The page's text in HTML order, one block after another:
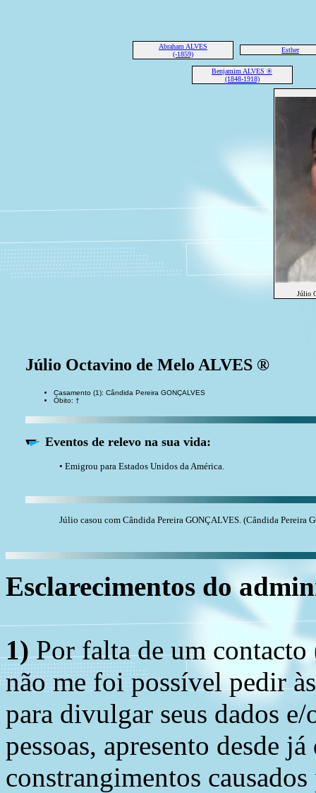
Abraham ALVES
(-1859)
Esther
Benjamim ALVES ®
(1848-1918)
Júlio
Júlio Octavino de Melo ALVES ®
Casamento (1): Cândida Pereira GONÇALVES
Óbito: †
Eventos de relevo na sua vida:
• Emigrou para Estados Unidos da América.
Júlio casou com Cândida Pereira GONÇALVES. (Cândida Pereira
Esclarecimentos do
1)Por falta de um contacto
não me foi possível pedir
para divulgar seus dados
pessoas, apresento desde
constrangimentos